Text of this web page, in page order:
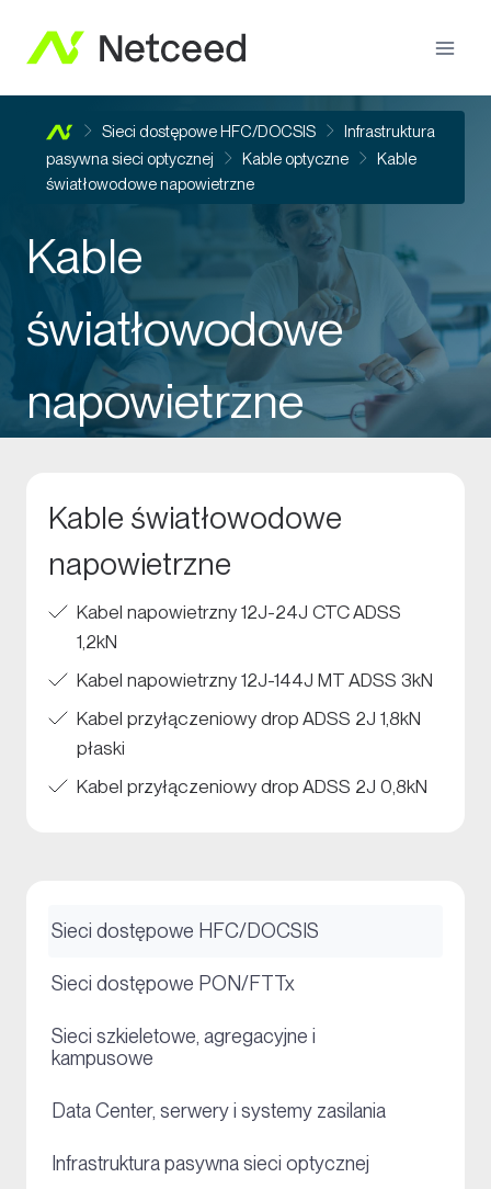
Sieci dostępowe HFC/DOCSIS
Infrastruktura
pasywna sieci optycznej
Kable optyczne
Kable
światłowodowe napowietrzne
Kable
światłowodowe
napowietrzne
Kable światłowodowe
napowietrzne
Kabel napowietrzny 12J-24J CTC ADSS
1,2kN
Kabel napowietrzny 12J-144J MT ADSS 3kN
Kabel przyłączeniowy drop ADSS 2J 1,8kN
płaski
Kabel przyłączeniowy drop ADSS 2J 0,8kN
Sieci dostępowe HFC/DOCSIS
Sieci dostępowe PON/FTTx
Sieci szkieletowe, agregacyjne i
kampusowe
Data Center, serwery i systemy zasilania
Infrastruktura pasywna sieci optycznej